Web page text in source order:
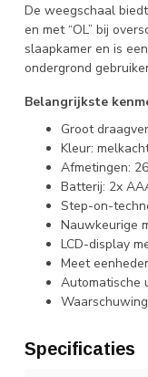
De weegschaal
en met “OL” bij
slaapkamer en is
ondergrond
Belangrijkste
Groot
Kleur:
Afmetingen:
Batterij: 2x
Step-on-
Nauwkeurige
LCD-display
Meet
Automatische
Specificaties